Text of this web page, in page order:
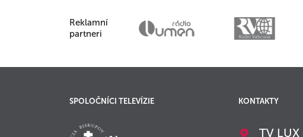
Reklamní
partneri
SPOLOČNÍCI TELEVÍZIE KONTAKTY
TV LUX